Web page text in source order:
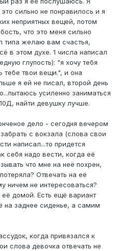
сильно не понравилось и я
неприятных вещей, потом
что это меня сильно
типа желаю вам счастья,
в этом духе. 1 числа написал
глупость): "я хочу тебя
тебе твои вещи.", и она
я ей не писал, второй день
усиленно заниматься
найти девушку лучше.
дело - сегодня вечером
с вокзала (слова свои
написал...то придется
себя надо вести, когда её
что мне на неё похрен,
Отвечать на её
ничем не интересоваться?
её домой. Есть ещё вариант
на заднее сиденье, а самим
когда привязался к
слова девочка отвечать не